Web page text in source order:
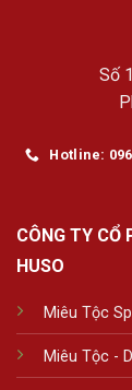
Số
Hotline:
CÔNG TY CỔ
HUSO
Miêu Tộc
Miêu Tộc -